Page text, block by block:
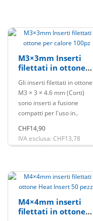
M3×3mm Inserti
filettati in ottone
Gli inserti filettati in ottone
M3 × 3 × 4.6 mm (Corti)
sono inserti a fusione
compatti per l'uso in..
CHF14,90
IVA esclusa: CHF13,78
M4×4mm inserti
filettati in ottone